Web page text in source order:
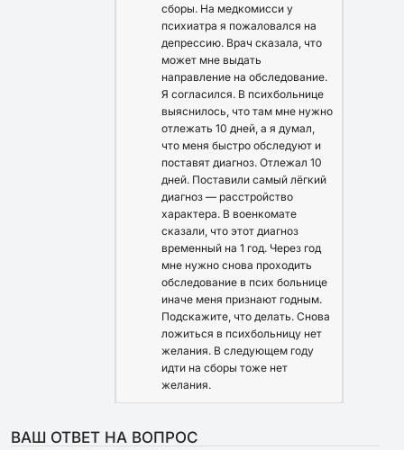
сборы. На медкомисси у
психиатра я пожаловался на
депрессию. Врач сказала, что
может мне выдать
направление на обследование.
Я согласился. В психбольнице
выяснилось, что там мне нужно
отлежать 10 дней, а я думал,
что меня быстро обследуют и
поставят диагноз. Отлежал 10
дней. Поставили самый лёгкий
диагноз — расстройство
характера. В военкомате
сказали, что этот диагноз
временный на 1 год. Через год
мне нужно снова проходить
обследование в псих больнице
иначе меня признают годным.
Подскажите, что делать. Снова
ложиться в психбольницу нет
желания. В следующем году
идти на сборы тоже нет
желания.
ВАШ ОТВЕТ НА ВОПРОС